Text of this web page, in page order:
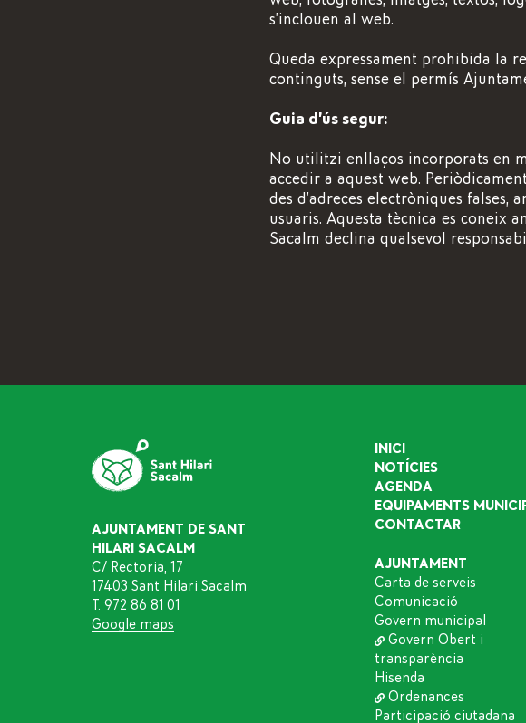
s’inclouen al web.
Queda expressament prohibida la
continguts, sense el permís
Guia d’ús segur:
No utilitzi enllaços incorporats en
accedir a aquest web.
des d’adreces electròniques falses,
usuaris. Aquesta tècnica es coneix
Sacalm declina qualsevol
AJUNTAMENT DE SANT
HILARI SACALM
C/ Rectoria, 17
17403 Sant Hilari Sacalm
T. 972 86 81 01
Google maps
INICI
NOTÍCIES
AGENDA
EQUIPAMENTS
CONTACTAR
AJUNTAMENT
Carta de serveis
Comunicació
Govern municipal
Govern Obert i
transparència
Hisenda
Ordenances
Participació ciutadana